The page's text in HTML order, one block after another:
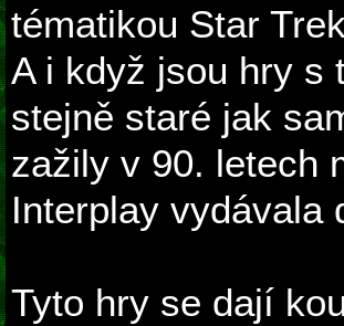
tématikou Star
A i když jsou hry s
stejně staré jak
zažily v 90. letech
Interplay vydávala
Tyto hry se dají